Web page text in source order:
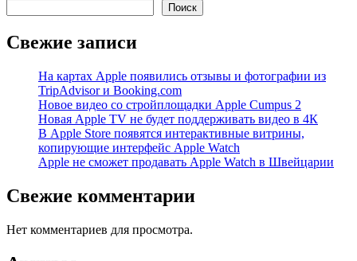
Поиск
Свежие записи
На картах Apple появились отзывы и фотографии из
TripAdvisor и Booking.com
Новое видео со стройплощадки Apple Cumpus 2
Новая Apple TV не будет поддерживать видео в 4К
В Apple Store появятся интерактивные витрины,
копирующие интерфейс Apple Watch
Apple не сможет продавать Apple Watch в Швейцарии
Свежие комментарии
Нет комментариев для просмотра.